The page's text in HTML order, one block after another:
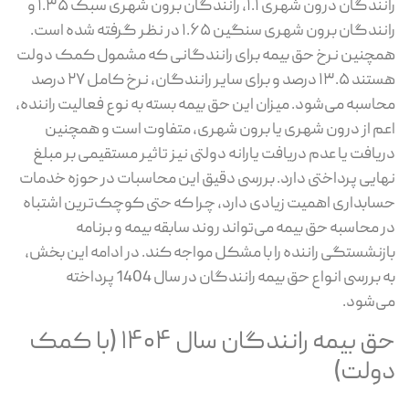
رانندگان درون‌ شهری ۱.۱، رانندگان برون ‌شهری سبک ۱.۳۵ و
رانندگان برون ‌شهری سنگین ۱.۶۵ در نظر گرفته شده است.
همچنین نرخ حق بیمه برای رانندگانی که مشمول کمک دولت
هستند ۱۳.۵ درصد و برای سایر رانندگان، نرخ کامل ۲۷ درصد
محاسبه می‌شود. میزان این حق بیمه بسته به نوع فعالیت راننده،
اعم از درون ‌شهری یا برون ‌شهری، متفاوت است و همچنین
دریافت یا عدم دریافت یارانه دولتی نیز تاثیر مستقیمی بر مبلغ
نهایی پرداختی دارد. بررسی دقیق این محاسبات در حوزه خدمات
حسابداری اهمیت زیادی دارد، چرا که حتی کوچک‌ترین اشتباه
در محاسبه حق بیمه می‌تواند روند سابقه بیمه و برنامه
بازنشستگی راننده را با مشکل مواجه کند. در ادامه این بخش،
به بررسی انواع حق بیمه رانندگان در سال 1404 پرداخته
می‌شود.
حق بیمه رانندگان سال ۱۴۰۴ (با کمک
دولت)